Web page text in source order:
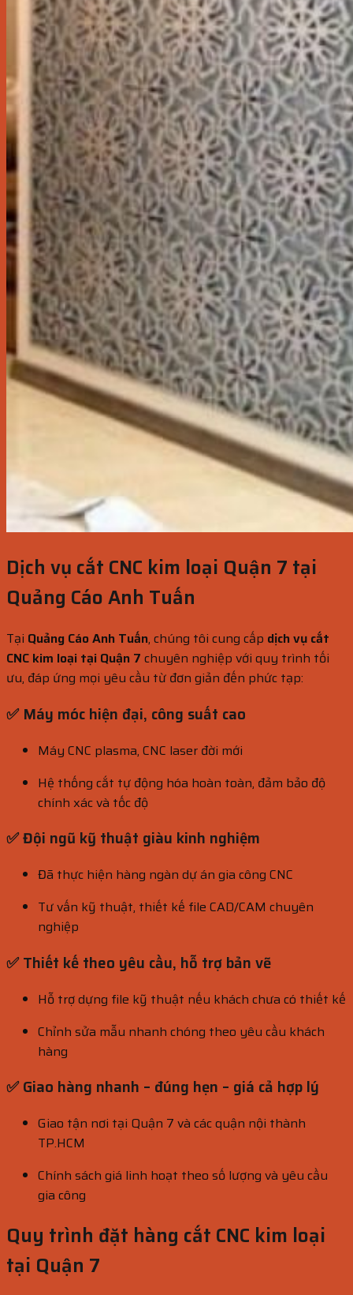
Dịch vụ cắt CNC kim loại Quận 7 tại
Quảng Cáo Anh Tuấn
Tại Quảng Cáo Anh Tuấn, chúng tôi cung cấp dịch vụ cắt
CNC kim loại tại Quận 7 chuyên nghiệp với quy trình tối
ưu, đáp ứng mọi yêu cầu từ đơn giản đến phức tạp:
✅ Máy móc hiện đại, công suất cao
Máy CNC plasma, CNC laser đời mới
Hệ thống cắt tự động hóa hoàn toàn, đảm bảo độ
chính xác và tốc độ
✅ Đội ngũ kỹ thuật giàu kinh nghiệm
Đã thực hiện hàng ngàn dự án gia công CNC
Tư vấn kỹ thuật, thiết kế file CAD/CAM chuyên
nghiệp
✅ Thiết kế theo yêu cầu, hỗ trợ bản vẽ
Hỗ trợ dựng file kỹ thuật nếu khách chưa có thiết kế
Chỉnh sửa mẫu nhanh chóng theo yêu cầu khách
hàng
✅ Giao hàng nhanh – đúng hẹn – giá cả hợp lý
Giao tận nơi tại Quận 7 và các quận nội thành
TP.HCM
Chính sách giá linh hoạt theo số lượng và yêu cầu
gia công
Quy trình đặt hàng cắt CNC kim loại
tại Quận 7